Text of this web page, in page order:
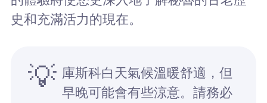
史和充滿活力的現在。
💡 庫斯科白天氣候溫暖舒適，但
早晚可能會有些涼意。請務必